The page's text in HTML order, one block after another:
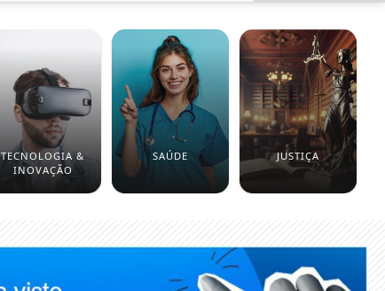
TECNOLOGIA &
INOVAÇÃO
SAÚDE JUSTIÇA